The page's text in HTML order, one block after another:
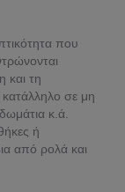
που
και τη
κατάλληλο σε μη
κ.ά.
ή
από ρολά και